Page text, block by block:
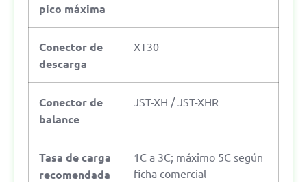
pico máxima
Conector de
descarga
XT30
Conector de
balance
JST-XH / JST-XHR
Tasa de carga
recomendada
1C a 3C; máximo 5C según
ficha comercial